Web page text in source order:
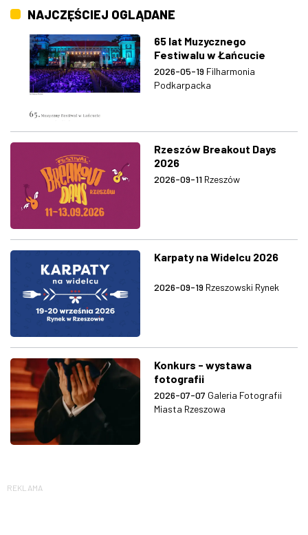
NAJCZĘŚCIEJ OGLĄDANE
65 lat Muzycznego
Festiwalu w Łańcucie
2026-05-19 Filharmonia
Podkarpacka
Rzeszów Breakout Days
2026
2026-09-11 Rzeszów
Karpaty na Widelcu 2026
2026-09-19 Rzeszowski Rynek
Konkurs - wystawa
fotografii
2026-07-07 Galeria Fotografii
Miasta Rzeszowa
REKLAMA